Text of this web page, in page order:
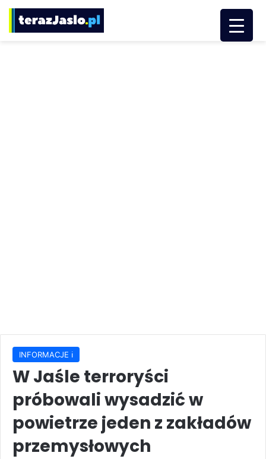
INFORMACJE ℹ️
W Jaśle terroryści
próbowali wysadzić w
powietrze jeden z zakładów
przemysłowych